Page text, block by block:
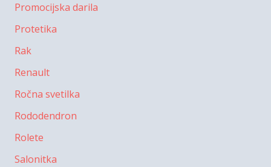
Promocijska darila
Protetika
Rak
Renault
Ročna svetilka
Rododendron
Rolete
Salonitka